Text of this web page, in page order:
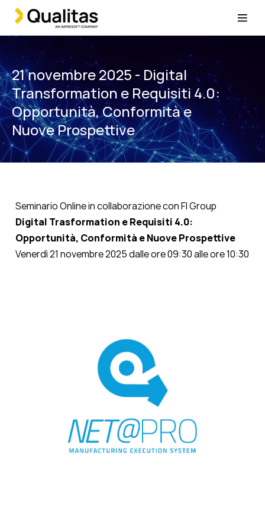
21 novembre 2025 - Digital
Transformation e Requisiti 4.0:
Opportunità, Conformità e
Nuove Prospettive
Seminario Online in collaborazione con FI Group
Digital Trasformation e Requisiti 4.0:
Opportunità, Conformità e Nuove Prospettive
Venerdì 21 novembre 2025 dalle ore 09:30 alle ore 10:30